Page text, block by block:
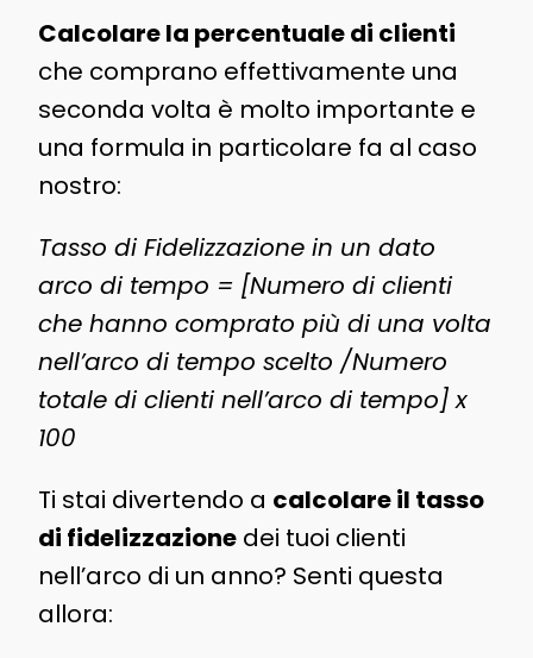
Calcolare la percentuale di clienti
che comprano effettivamente una
seconda volta è molto importante e
una formula in particolare fa al caso
nostro:
Tasso di Fidelizzazione in un dato
arco di tempo = [Numero di clienti
che hanno comprato più di una volta
nell’arco di tempo scelto /Numero
totale di clienti nell’arco di tempo] x
100
Ti stai divertendo a calcolare il tasso
di fidelizzazionedei tuoi clienti
nell’arco di un anno? Senti questa
allora: